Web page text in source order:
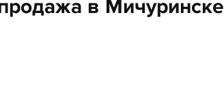
в Мичуринске